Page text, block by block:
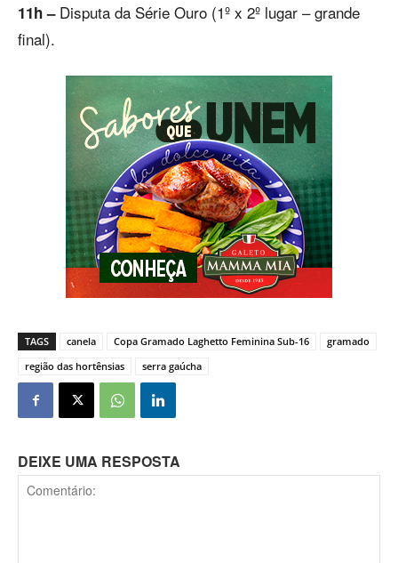
11h –Disputa da Série Ouro (1º x 2º lugar – grande
final).
TAGS canela Copa Gramado Laghetto Feminina Sub-16
gramado
região das hortênsias
serra gaúcha
DEIXE UMA RESPOSTA